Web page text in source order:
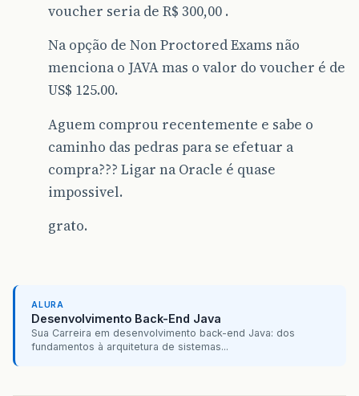
voucher seria de R$ 300,00 .
Na opção de Non Proctored Exams não
menciona o JAVA mas o valor do voucher é de
US$ 125.00.
Aguem comprou recentemente e sabe o
caminho das pedras para se efetuar a
compra??? Ligar na Oracle é quase
impossivel.
grato.
ALURA
Desenvolvimento Back-End Java
Sua Carreira em desenvolvimento back-end Java: dos
fundamentos à arquitetura de sistemas...